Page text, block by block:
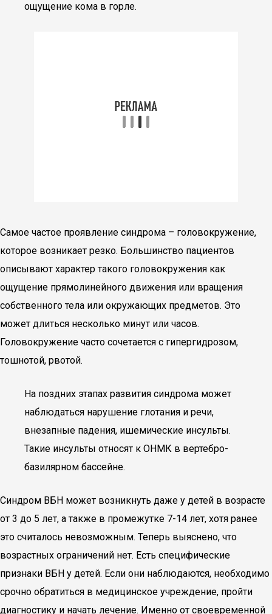
ощущение кома в горле.
Самое частое проявление синдрома – головокружение,
которое возникает резко. Большинство пациентов
описывают характер такого головокружения как
ощущение прямолинейного движения или вращения
собственного тела или окружающих предметов. Это
может длиться несколько минут или часов.
Головокружение часто сочетается с гипергидрозом,
тошнотой, рвотой.
На поздних этапах развития синдрома может
наблюдаться нарушение глотания и речи,
внезапные падения, ишемические инсульты.
Такие инсульты относят к ОНМК в вертебро-
базилярном бассейне.
Синдром ВБН может возникнуть даже у детей в возрасте
от 3 до 5 лет, а также в промежутке 7-14 лет, хотя ранее
это считалось невозможным. Теперь выяснено, что
возрастных ограничений нет. Есть специфические
признаки ВБН у детей. Если они наблюдаются, необходимо
срочно обратиться в медицинское учреждение, пройти
диагностику и начать лечение. Именно от своевременной